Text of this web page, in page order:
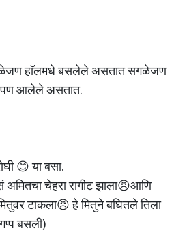
हाॅलमधे बसलेले असतात सगळेजण
पण आलेले असतात.
😊 या बसा.
चेहरा रागीट झाला😠आणि
टाकला😠 हे मितुने बघितले तिला
बसली)